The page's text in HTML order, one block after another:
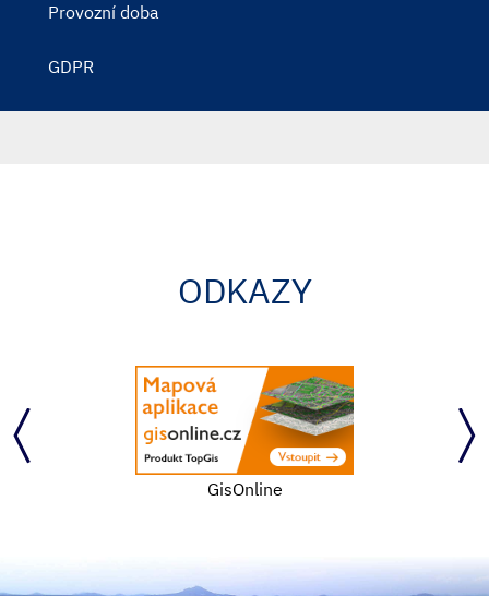
Provozní doba
GDPR
ODKAZY
GisOnline